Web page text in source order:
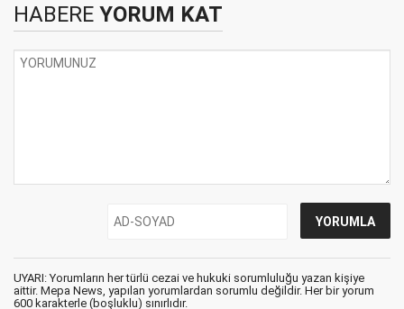
HABERE YORUM KAT
UYARI: Yorumların her türlü cezai ve hukuki sorumluluğu yazan kişiye
aittir. Mepa News, yapılan yorumlardan sorumlu değildir. Her bir yorum
600 karakterle (boşluklu) sınırlıdır.